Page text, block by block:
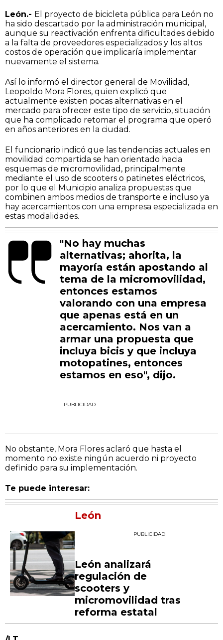
León.- El proyecto de bicicleta pública para León no
ha sido descartado por la administración municipal,
aunque su reactivación enfrenta dificultades debido
a la falta de proveedores especializados y los altos
costos de operación que implicaría implementar
nuevamente el sistema.
Así lo informó el director general de Movilidad,
Leopoldo Mora Flores, quien explicó que
actualmente existen pocas alternativas en el
mercado para ofrecer este tipo de servicio, situación
que ha complicado retomar el programa que operó
en años anteriores en la ciudad.
El funcionario indicó que las tendencias actuales en
movilidad compartida se han orientado hacia
esquemas de micromovilidad, principalmente
mediante el uso de scooters o patinetes eléctricos,
por lo que el Municipio analiza propuestas que
combinen ambos medios de transporte e incluso ya
hay acercamientos con una empresa especializada en
estas modalidades.
"No hay muchas
alternativas; ahorita, la
mayoría están apostando al
tema de la micromovilidad,
entonces estamos
valorando con una empresa
que apenas está en un
acercamiento. Nos van a
armar una propuesta que
incluya bicis y que incluya
motopatines, entonces
estamos en eso", dijo.
PUBLICIDAD
No obstante, Mora Flores aclaró que hasta el
momento no existe ningún acuerdo ni proyecto
definido para su implementación.
Te puede interesar:
León
PUBLICIDAD
León analizará
regulación de
scooters y
micromovilidad tras
reforma estatal